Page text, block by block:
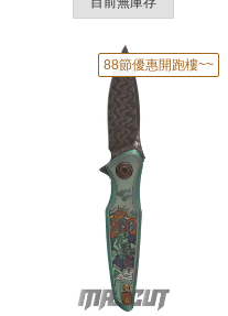
88節優惠開跑樓~~